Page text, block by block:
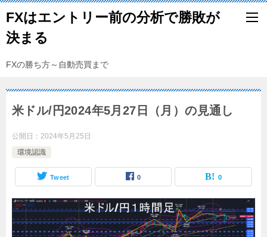
FXはエントリー前の分析で勝敗が
決まる
FXの勝ち方～自動売買まで
米ドル/円2024年5月27日（月）の見通し
公開日： 2024年5月25日
環境認識
Tweet 0 0